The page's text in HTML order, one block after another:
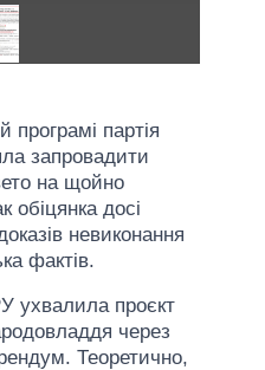
програмі партія
запровадити
на щойно
обіцянка досі
невиконання
фактів.
ухвалила проєкт
через
Теоретично,